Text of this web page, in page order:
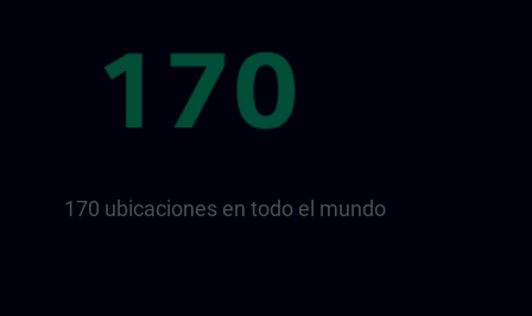
170 ubicaciones en todo el mundo